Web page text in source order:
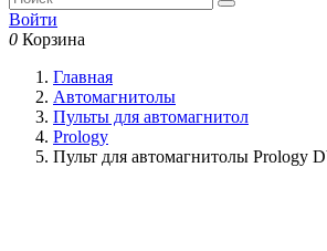
Войти
0 Корзина
Главная
Автомагнитолы
Пульты для автомагнитол
Prology
Пульт для автомагнитолы Prology